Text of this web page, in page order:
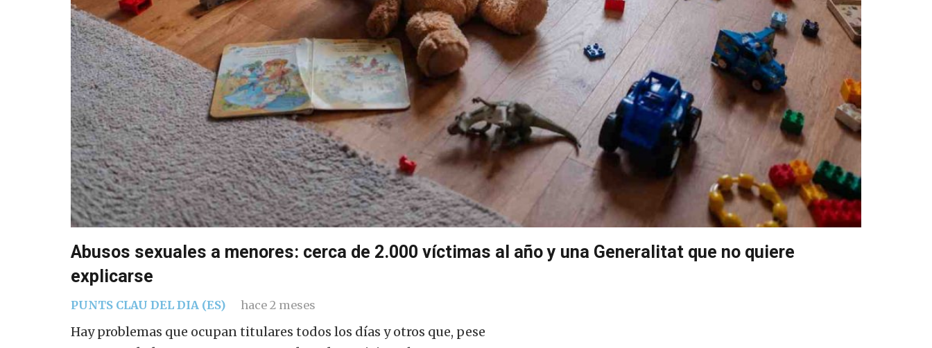
Abusos sexuales a menores: cerca de 2.000 víctimas al año y una Generalitat que no quiere
explicarse
PUNTS CLAU DEL DIA (ES) hace 2 meses
Hay problemas que ocupan titulares todos los días y otros que, pese